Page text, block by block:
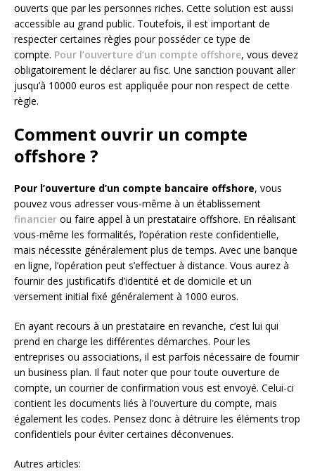
ouverts que par les personnes riches. Cette solution est aussi
accessible au grand public. Toutefois, il est important de
respecter certaines règles pour posséder ce type de
compte. Pour l’ouverture d’un compte offshore, vous devez
obligatoirement le déclarer au fisc. Une sanction pouvant aller
jusqu’à 10000 euros est appliquée pour non respect de cette
règle.
Comment ouvrir un compte
offshore ?
Pour l’ouverture d’un compte bancaire offshore, vous
pouvez vous adresser vous-même à un établissement
financier ou faire appel à un prestataire offshore. En réalisant
vous-même les formalités, l’opération reste confidentielle,
mais nécessite généralement plus de temps. Avec une banque
en ligne, l’opération peut s’effectuer à distance. Vous aurez à
fournir des justificatifs d’identité et de domicile et un
versement initial fixé généralement à 1000 euros.
En ayant recours à un prestataire en revanche, c’est lui qui
prend en charge les différentes démarches. Pour les
entreprises ou associations, il est parfois nécessaire de fournir
un business plan. Il faut noter que pour toute ouverture de
compte, un courrier de confirmation vous est envoyé. Celui-ci
contient les documents liés à l’ouverture du compte, mais
également les codes. Pensez donc à détruire les éléments trop
confidentiels pour éviter certaines déconvenues.
Autres articles: